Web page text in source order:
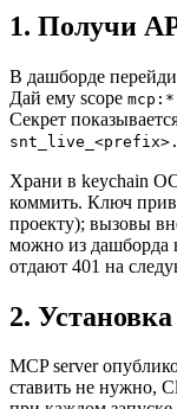
1. Получи
В дашборде
Дай ему scope mcp:*
Секрет
Храни в keychain
коммить. Ключ
проекту); вызовы
можно из дашборда
отдают 401 на
2.
MCP server
ставить не нужно,